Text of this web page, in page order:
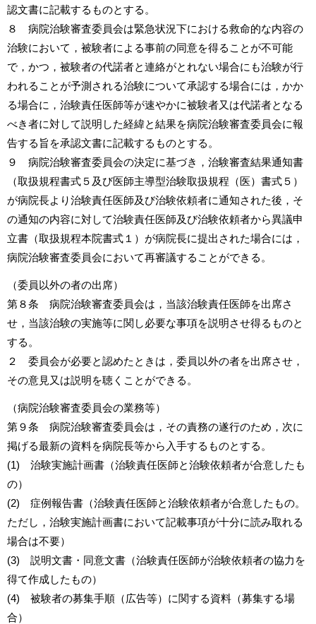
認文書に記載するものとする。
８ 病院治験審査委員会は緊急状況下における救命的な内容の
治験において，被験者による事前の同意を得ることが不可能
で，かつ，被験者の代諾者と連絡がとれない場合にも治験が行
われることが予測される治験について承認する場合には，かか
る場合に，治験責任医師等が速やかに被験者又は代諾者となる
べき者に対して説明した経緯と結果を病院治験審査委員会に報
告する旨を承認文書に記載するものとする。
９ 病院治験審査委員会の決定に基づき，治験審査結果通知書
（取扱規程書式５及び医師主導型治験取扱規程（医）書式５）
が病院長より治験責任医師及び治験依頼者に通知された後，そ
の通知の内容に対して治験責任医師及び治験依頼者から異議申
立書（取扱規程本院書式１）が病院長に提出された場合には，
病院治験審査委員会において再審議することができる。
（委員以外の者の出席）
第８条 病院治験審査委員会は，当該治験責任医師を出席さ
せ，当該治験の実施等に関し必要な事項を説明させ得るものと
する。
２ 委員会が必要と認めたときは，委員以外の者を出席させ，
その意見又は説明を聴くことができる。
（病院治験審査委員会の業務等）
第９条 病院治験審査委員会は，その責務の遂行のため，次に
掲げる最新の資料を病院長等から入手するものとする。
(1) 治験実施計画書（治験責任医師と治験依頼者が合意したも
の）
(2) 症例報告書（治験責任医師と治験依頼者が合意したもの。
ただし，治験実施計画書において記載事項が十分に読み取れる
場合は不要）
(3) 説明文書・同意文書（治験責任医師が治験依頼者の協力を
得て作成したもの）
(4) 被験者の募集手順（広告等）に関する資料（募集する場
合）